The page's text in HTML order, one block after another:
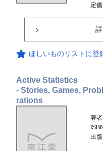
定
ほしいものリストに登
Active Statistics
- Stories, Games,
rations
著者
ISBN
出